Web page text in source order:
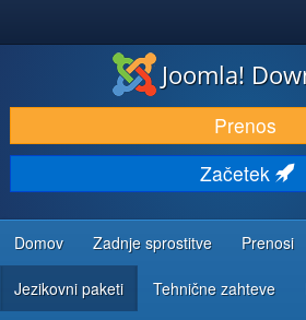
PRENESI IN RAZŠIRI
ODKRIJTE & IZVEJTE
SKUPNOST IN PODPORA
VIRI ZA RAZVIJALCE
Joomla!
Prenos
Začetek
Domov Zadnje sprostitve Prenosi
Jezikovni paketi Tehnične zahteve